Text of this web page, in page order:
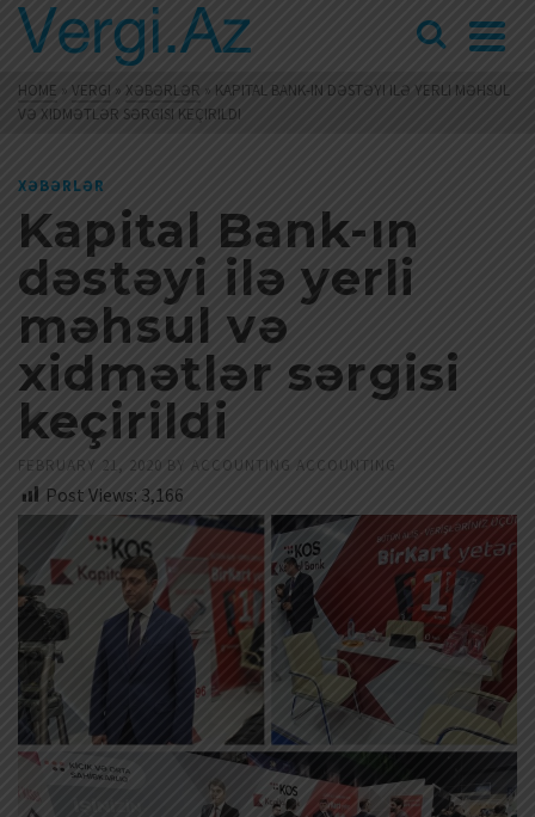
HOME » VERGI » XƏBƏRLƏR » KAPITAL BANK-IN DƏSTƏYI ILƏ YERLI MƏHSUL
VƏ XIDMƏTLƏR SƏRGISI KEÇIRILDI
XƏBƏRLƏR
Kapital Bank-ın
dəstəyi ilə yerli
məhsul və
xidmətlər sərgisi
keçirildi
FEBRUARY 21, 2020 BY ACCOUNTING ACCOUNTING
Post Views: 3,166